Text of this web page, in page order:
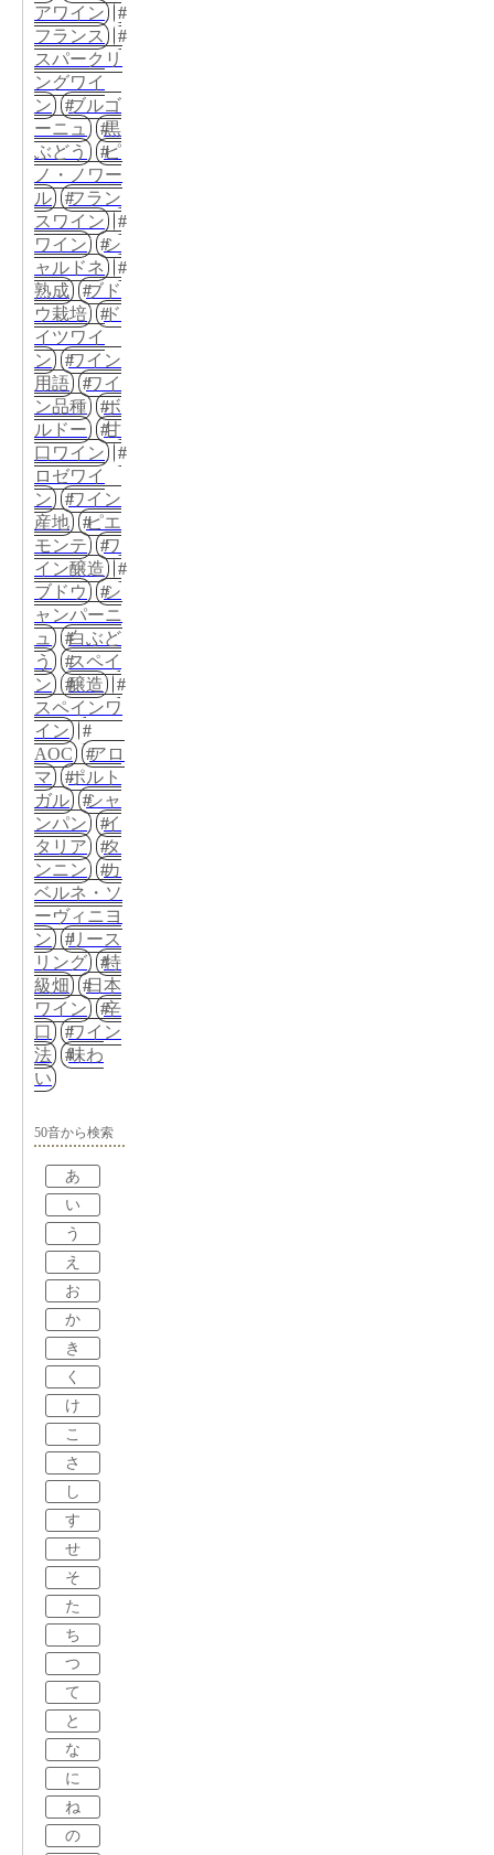
アワイン
フランス
スパークリ
ングワイ
ン
ブルゴ
ーニュ
黒
ぶどう
ピ
ノ・ノワー
ル
フラン
スワイン
ワイン
シ
ャルドネ
熟成
ブド
ウ栽培
ド
イツワイ
ン
ワイン
用語
ワイ
ン品種
ボ
ルドー
甘
口ワイン
ロゼワイ
ン
ワイン
産地
ピエ
モンテ
ワ
イン醸造
ブドウ
シ
ャンパーニ
ュ
白ぶど
う
スペイ
ン
醸造
スペインワ
イン
AOC
アロ
マ
ポルト
ガル
シャ
ンパン
イ
タリア
タ
ンニン
カ
ベルネ・ソ
ーヴィニヨ
ン
リース
リング
特
級畑
日本
ワイン
辛
口
ワイン
法
味わ
い
50音から検索
あ
い
う
え
お
か
き
く
け
こ
さ
し
す
せ
そ
た
ち
つ
て
と
な
に
ね
の